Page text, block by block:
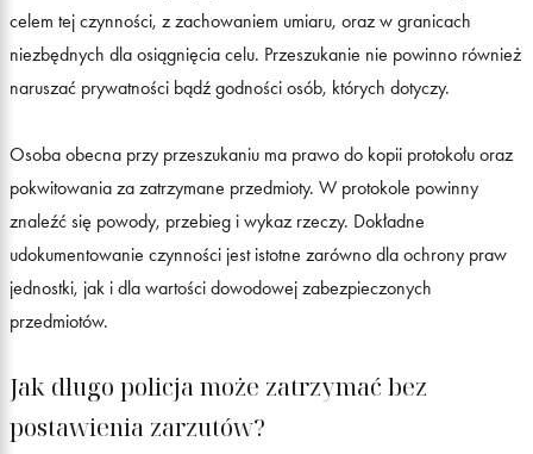
celem tej czynności, z zachowaniem umiaru, oraz w granicach
niezbędnych dla osiągnięcia celu. Przeszukanie nie powinno również
naruszać prywatności bądź godności osób, których dotyczy.
Osoba obecna przy przeszukaniu ma prawo do kopii protokołu oraz
pokwitowania za zatrzymane przedmioty. W protokole powinny
znaleźć się powody, przebieg i wykaz rzeczy. Dokładne
udokumentowanie czynności jest istotne zarówno dla ochrony praw
jednostki, jak i dla wartości dowodowej zabezpieczonych
przedmiotów.
Jak długo policja może zatrzymać bez
postawienia zarzutów?